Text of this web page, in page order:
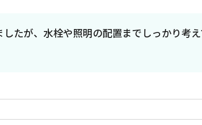
たが、水栓や照明の配置までしっかり考